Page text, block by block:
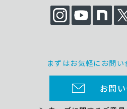
まずはお気軽にお問い
お問